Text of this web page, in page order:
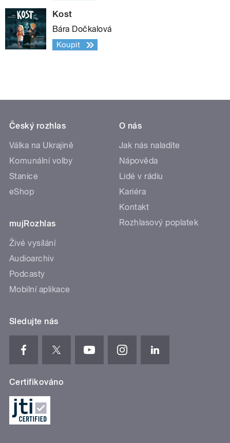
Kost
Bára Dočkalová
Koupit
Český rozhlas
Válka na Ukrajině
Komunální volby
Stanice
eShop
mujRozhlas
Živé vysílání
Audioarchiv
Podcasty
Mobilní aplikace
O nás
Jak nás naladíte
Nápověda
Lidé v rádiu
Kariéra
Kontakt
Rozhlasový poplatek
Sledujte nás
Certifikováno